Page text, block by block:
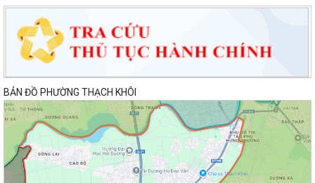
BẢN ĐỒ PHƯỜNG THẠCH KHÔI
Sôi nổi ngày hội hiến máu "Thạch Khôi - ngàn trái tim hồng" năm 2026
UBND phường tổ chức phiên họp tháng 8/2026 (lần 1).